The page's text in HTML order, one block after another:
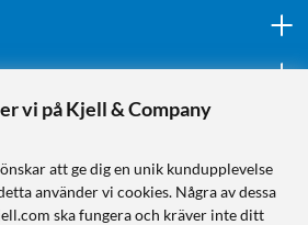
vi på Kjell & Company
att ge dig en unik kundupplevelse
använder vi cookies. Några av dessa
ska fungera och kräver inte ditt